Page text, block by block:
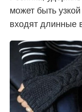
может быть
входят длинные